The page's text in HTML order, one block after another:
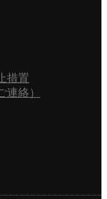
措置
絡）